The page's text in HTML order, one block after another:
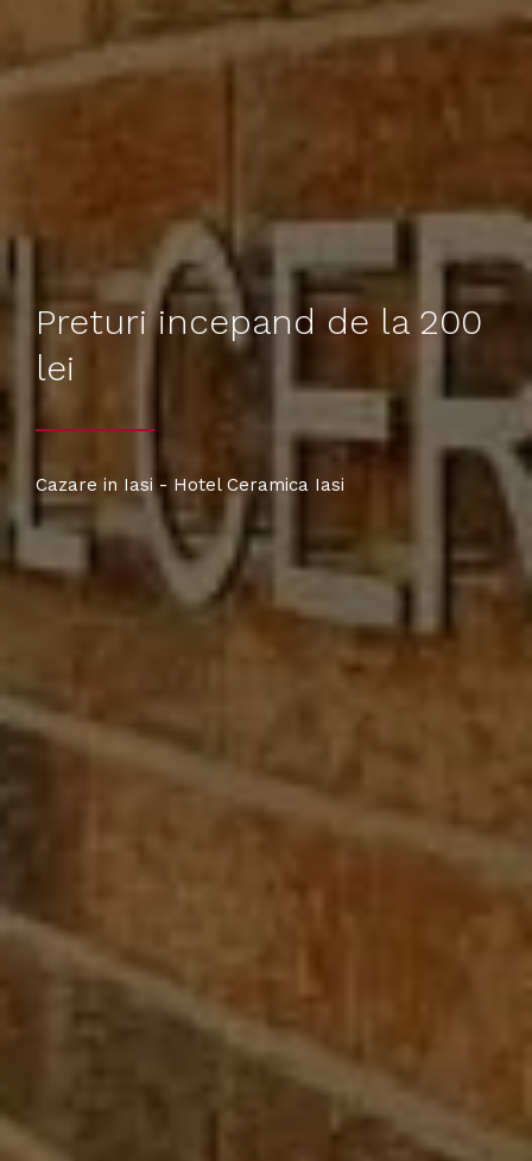
Preturi incepand de la 200
lei
Cazare in Iasi - Hotel Ceramica Iasi